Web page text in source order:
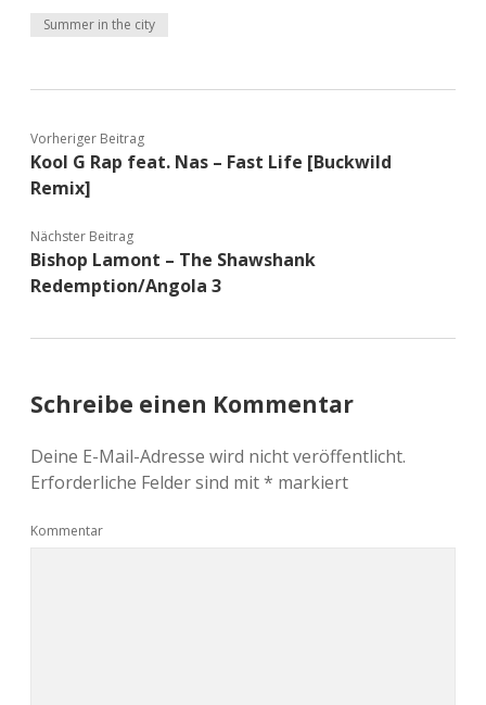
Summer in the city
Vorheriger Beitrag
Kool G Rap feat. Nas – Fast Life [Buckwild
Remix]
Nächster Beitrag
Bishop Lamont – The Shawshank
Redemption/Angola 3
Schreibe einen Kommentar
Deine E-Mail-Adresse wird nicht veröffentlicht.
Erforderliche Felder sind mit* markiert
Kommentar